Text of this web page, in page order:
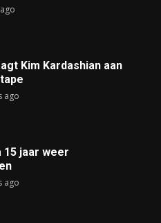
Kim Kardashian aan
ago
15 jaar weer
ago